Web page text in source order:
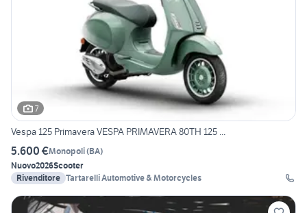
7
Vespa 125 Primavera VESPA PRIMAVERA 80TH 125 ...
5.600 €Monopoli(BA)
Nuovo2026Scooter
Rivenditore Tartarelli Automotive & Motorcycles